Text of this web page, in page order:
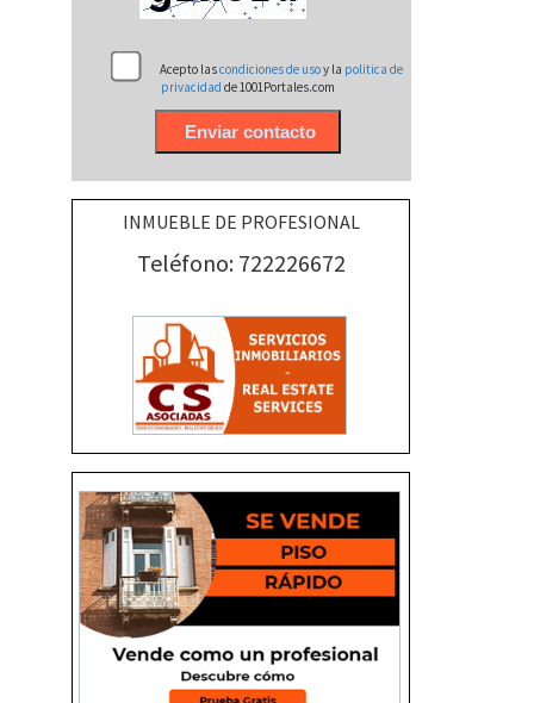
Acepto lascondiciones de usoy la politica de
privacidadde 1001Portales.com
INMUEBLE DE PROFESIONAL
Teléfono: 722226672